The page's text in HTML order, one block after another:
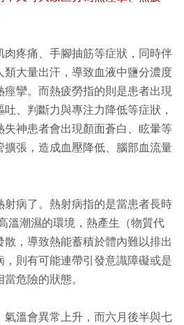
疼痛、手腳抽筋等症狀，同時伴
大量出汗，導致血液中鹽分濃度
痙攣。而熱疲勞指的則是患者出現
、判斷力與專注力降低等症狀，
失神患者會出現顏面蒼白、眩暈等
張，造成血壓降低、腦部血流量
病了。熱射病指的是當患者長時
溫潮濕的環境，熱產生（物質代
，導致熱能蓄積於體內難以排出
則有可能連帶引發意識障礙或是
危險的狀態。
溫會異常上升，而六月後半與七